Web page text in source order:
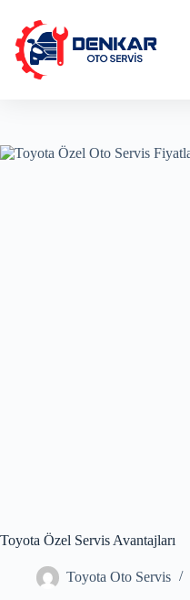
Toyota Özel Servis Avantajları
Toyota Oto Servis